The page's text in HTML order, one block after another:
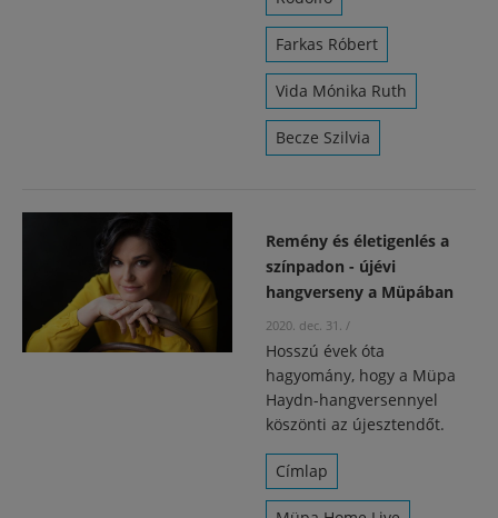
Farkas Róbert
Vida Mónika Ruth
Becze Szilvia
Remény és életigenlés a
színpadon - újévi
hangverseny a Müpában
2020. dec. 31. /
Hosszú évek óta
hagyomány, hogy a Müpa
Haydn-hangversennyel
köszönti az újesztendőt.
Címlap